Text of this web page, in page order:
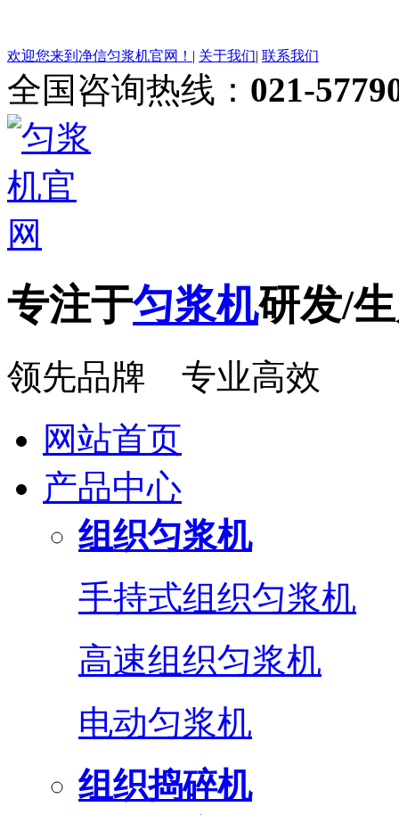
欢迎您来到净信匀浆机官网！ | 关于我们| 联系我们
全国咨询热线： 021-
专注于匀浆机研发/
领先品牌 专业高效
网站首页
产品中心
组织匀浆机
手持式组织匀浆机
高速组织匀浆机
电动匀浆机
组织捣碎机